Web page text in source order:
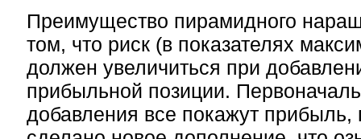
Преимущество пирамидного
том, что риск (в показателях
должен увеличиться при
прибыльной позиции.
добавления все покажут